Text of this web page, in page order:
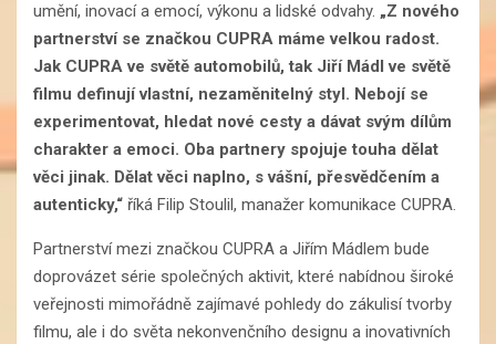
umění, inovací a emocí, výkonu a lidské odvahy. „Z nového
partnerství se značkou CUPRA máme velkou radost.
Jak CUPRA ve světě automobilů, tak Jiří Mádl ve světě
filmu definují vlastní, nezaměnitelný styl. Nebojí se
experimentovat, hledat nové cesty a dávat svým dílům
charakter a emoci. Oba partnery spojuje touha dělat
věci jinak. Dělat věci naplno, s vášní, přesvědčením a
autenticky,“ říká Filip Stoulil, manažer komunikace CUPRA.
Partnerství mezi značkou CUPRA a Jiřím Mádlem bude
doprovázet série společných aktivit, které nabídnou široké
veřejnosti mimořádně zajímavé pohledy do zákulisí tvorby
filmu, ale i do světa nekonvenčního designu a inovativních